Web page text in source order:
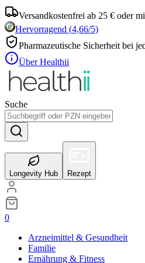
Versandkostenfrei ab 25 € oder
Hervorragend (4,66/5)
Pharmazeutische Sicherheit bei
Über Healthii
Suche
Longevity Hub Rezept
0
Arzneimittel & Gesundheit
Familie
Ernährung & Fitness